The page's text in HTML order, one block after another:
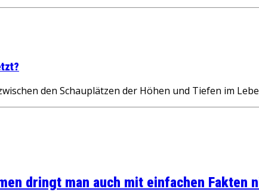
den Schauplätzen der Höhen und Tiefen im
dringt man auch mit einfachen Fakten